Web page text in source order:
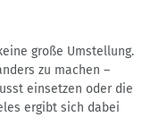
große Umstellung.
zu machen –
einsetzen oder die
ergibt sich dabei